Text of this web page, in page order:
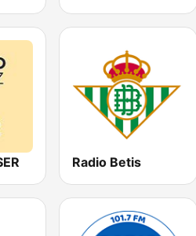
Radio Betis